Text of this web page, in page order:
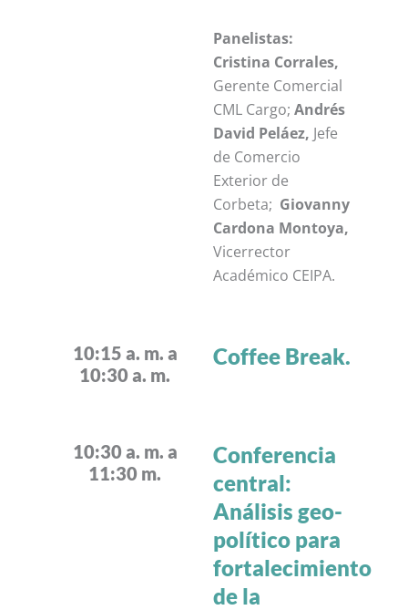
Panelistas:
Cristina Corrales,
Gerente Comercial
CML Cargo; Andrés
David Peláez, Jefe
de Comercio
Exterior de
Corbeta; Giovanny
Cardona Montoya,
Vicerrector
Académico CEIPA.
10:15 a. m. a
10:30 a. m.
Coffee Break.
10:30 a. m. a
11:30 m.
Conferencia
central:
Análisis geo-
político para
fortalecimiento
de la